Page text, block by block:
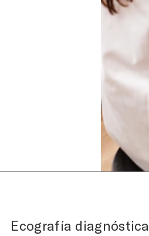
Ecografía diagnóstica